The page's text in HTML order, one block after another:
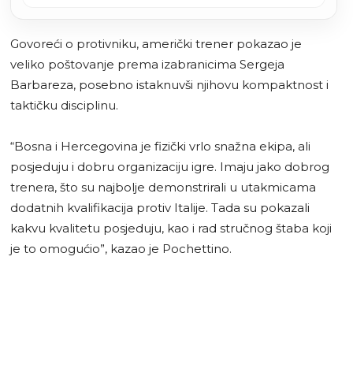
Govoreći o protivniku, američki trener pokazao je
veliko poštovanje prema izabranicima Sergeja
Barbareza, posebno istaknuvši njihovu kompaktnost i
taktičku disciplinu.
“Bosna i Hercegovina je fizički vrlo snažna ekipa, ali
posjeduju i dobru organizaciju igre. Imaju jako dobrog
trenera, što su najbolje demonstrirali u utakmicama
dodatnih kvalifikacija protiv Italije. Tada su pokazali
kakvu kvalitetu posjeduju, kao i rad stručnog štaba koji
je to omogućio”, kazao je Pochettino.